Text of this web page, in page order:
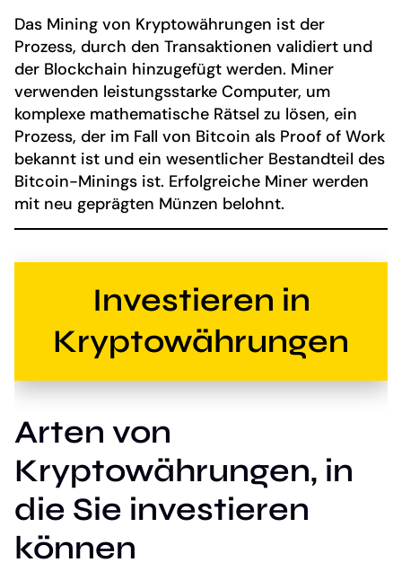
Das Mining von Kryptowährungen ist der
Prozess, durch den Transaktionen validiert und
der Blockchain hinzugefügt werden. Miner
verwenden leistungsstarke Computer, um
komplexe mathematische Rätsel zu lösen, ein
Prozess, der im Fall von Bitcoin als Proof of Work
bekannt ist und ein wesentlicher Bestandteil des
Bitcoin-Minings ist. Erfolgreiche Miner werden
mit neu geprägten Münzen belohnt.
Investieren in
Kryptowährungen
Arten von
Kryptowährungen, in
die Sie investieren
können